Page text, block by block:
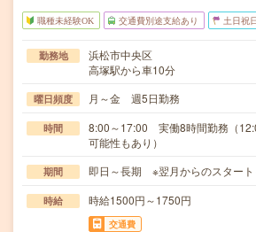
職種未経験OK 交通費別途支給あり 土日祝
勤務地
浜松市中央区
高塚駅から車10分
曜日頻度 月～金 週5日勤務
時間
8:00～17:00 実働8時間勤務（
可能性もあり）
期間 即日～長期 ※翌月からのスタート
時給 時給1500円～1750円
交通費